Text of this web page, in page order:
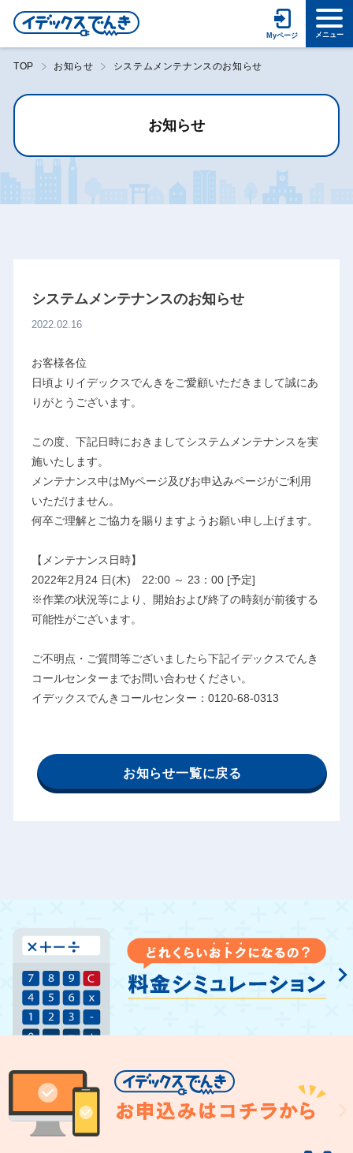
TOP お知らせ システムメンテナンスのお知らせ
お知らせ
システムメンテナンスのお知らせ
2022.02.16
お客様各位
日頃よりイデックスでんきをご愛顧いただきまして誠にあ
りがとうございます。
この度、下記日時におきましてシステムメンテナンスを実
施いたします。
メンテナンス中はMyページ及びお申込みページがご利用
いただけません。
何卒ご理解とご協力を賜りますようお願い申し上げます。
【メンテナンス日時】
2022年2月24 日(木) 22:00 ～ 23：00 [予定]
※作業の状況等により、開始および終了の時刻が前後する
可能性がございます。
ご不明点・ご質問等ございましたら下記イデックスでんき
コールセンターまでお問い合わせください。
イデックスでんきコールセンター：0120-68-0313
お知らせ一覧に戻る